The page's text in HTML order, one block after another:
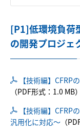
スー
あい
[P1]低環境負荷
の開発プロジェ
【技術編】
（PDF形式：1.0 MB）
【技術編】CFRP
汎用化に対応～ （